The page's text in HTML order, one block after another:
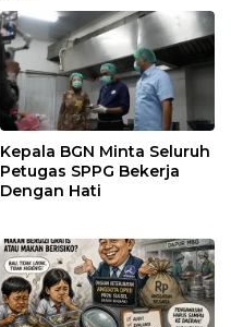
Kepala BGN Minta Seluruh
Petugas SPPG Bekerja
Dengan Hati